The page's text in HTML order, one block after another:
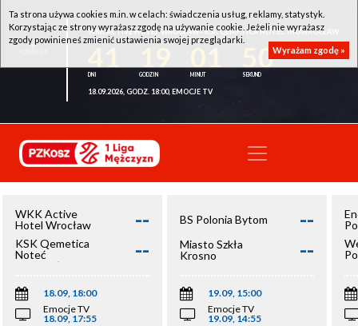
WKK ACTIVE HOTEL WROCŁAW - KSK QEMETICA NOTEĆ INOWROCŁAW
50
18.09.2026, GODZ. 18:00, EMOCJE TV
WKK Active
Hotel Wrocław
--
KSK Qemetica
Noteć
Inowrocław
--
18.09, 18:00
Emocje TV
18.09, 17:55
BS Polonia Bytom --
Miasto Szkła
Krosno
--
19.09, 15:00
Emocje TV
19.09, 14:55
Ta strona używa cookies m.in. w celach: świadczenia usług, reklamy, statystyk.
Korzystając ze strony wyrażasz zgodę na używanie cookie. Jeżeli nie wyrażasz
zgody powinieneś zmienić ustawienia swojej przeglądarki.
Wyrażam zgodę »